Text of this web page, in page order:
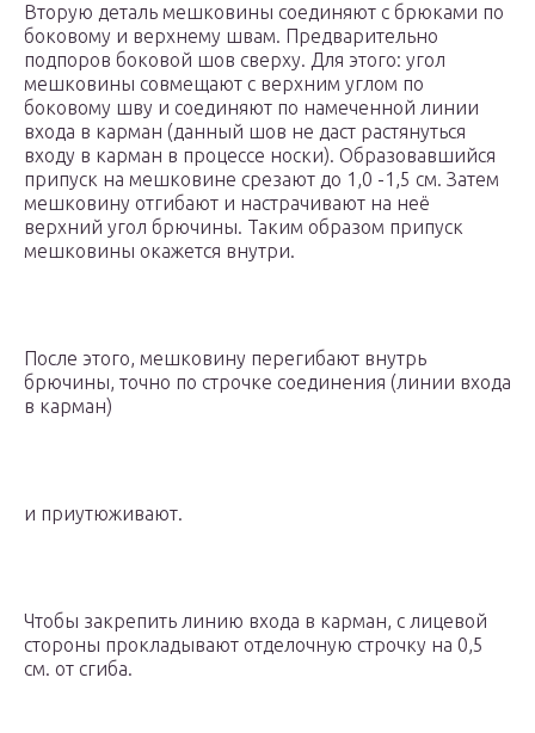
Вторую деталь мешковины соединяют с брюками по
боковому и верхнему швам. Предварительно
подпоров боковой шов сверху. Для этого: угол
мешковины совмещают с верхним углом по
боковому шву и соединяют по намеченной линии
входа в карман (данный шов не даст растянуться
входу в карман в процессе носки). Образовавшийся
припуск на мешковине срезают до 1,0 -1,5 см. Затем
мешковину отгибают и настрачивают на неё
верхний угол брючины. Таким образом припуск
мешковины окажется внутри.
После этого, мешковину перегибают внутрь
брючины, точно по строчке соединения (линии входа
в карман)
и приутюживают.
Чтобы закрепить линию входа в карман, с лицевой
стороны прокладывают отделочную строчку на 0,5
см. от сгиба.